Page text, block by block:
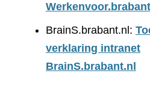
BrainS.brabant.nl:
verklaring intranet
BrainS.brabant.nl